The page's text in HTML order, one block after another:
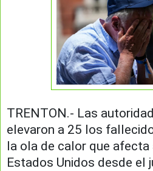
TRENTON.- Las
elevaron a 25 los
la ola de calor que
Estados Unidos desde el